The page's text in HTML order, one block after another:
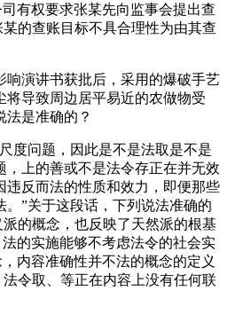
有权要求张某先向监事会提出查
的查账目标不具合理性为由其查
演讲书获批后，采用的爆破手艺
将导致周边居平易近的农做物受
法是准确的？
问题，因此是不是法取是不是
，上的善或不是法令存正在并无效
违反而法的性质和效力，即便那些
。”关于这段话，下列说法准确的
的概念，也反映了天然派的根基
的实施能够不考虑法令的社会实
内容准确性并不法的概念的定义
令取、等正在内容上没有任何联